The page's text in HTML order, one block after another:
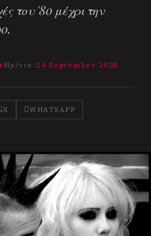
του '80 μέχρι την
Ημ/νια: 24 September 2025
X WHATSAPP